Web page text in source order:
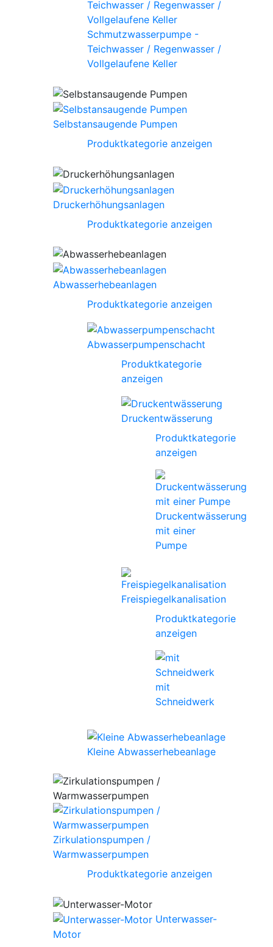
Schmutzwasserpumpe -
Teichwasser / Regenwasser /
Vollgelaufene Keller
Selbstansaugende Pumpen
Produktkategorie anzeigen
Druckerhöhungsanlagen
Produktkategorie anzeigen
Abwasserhebeanlagen
Produktkategorie anzeigen
Abwasserpumpenschacht
Produktkategorie
anzeigen
Druckentwässerung
Produktkategorie
anzeigen
Druckentwässerung
mit einer
Pumpe
Freispiegelkanalisation
Produktkategorie
anzeigen
mit
Schneidwerk
Kleine Abwasserhebeanlage
Zirkulationspumpen /
Warmwasserpumpen
Produktkategorie anzeigen
Unterwasser-
Motor